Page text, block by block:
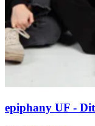
epiphany UF -